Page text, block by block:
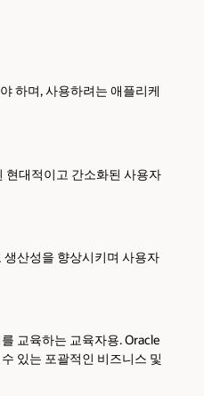
하며, 사용하려는 애플리케
현대적이고 간소화된 사용자
생산성을 향상시키며 사용자
교육하는 교육자용. Oracle
있는 포괄적인 비즈니스 및